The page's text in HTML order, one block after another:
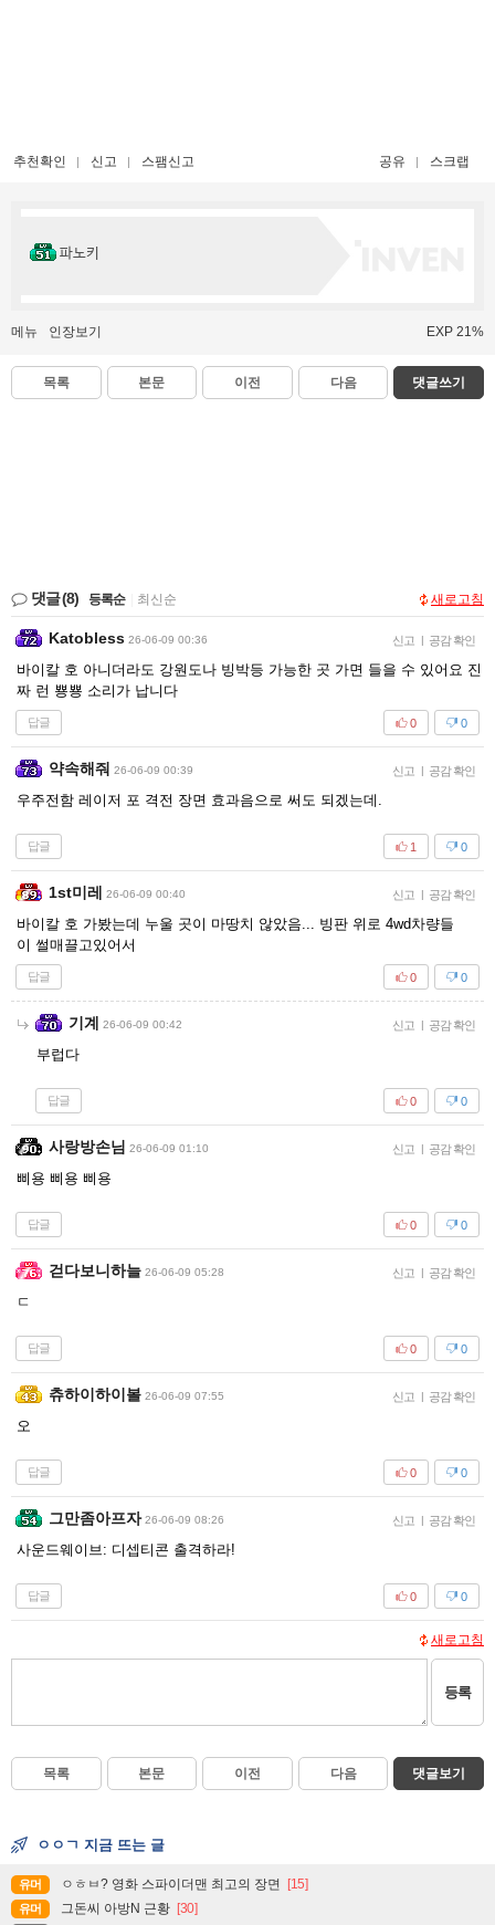
추천확인 신고 스팸신고 공유 스크랩
파노키
메뉴 인장보기 EXP 21%
목록 본문 이전 다음 댓글쓰기
댓글(8) 등록순 최신순 새로고침
Katobless 26-06-09 00:36 신고 공감 확인
바이칼 호 아니더라도 강원도나 빙박등 가능한 곳 가면 들을 수 있어요 진
짜 런 뿅뿅 소리가 납니다
답글 0
0
약속해줘 26-06-09 00:39 신고 공감 확인
우주전함 레이저 포 격전 장면 효과음으로 써도 되겠는데.
답글 0
1
1st미레 26-06-09 00:40 신고 공감 확인
바이칼 호 가봤는데 누울 곳이 마땅치 않았음... 빙판 위로 4wd차량들
이 썰매끌고있어서
답글 0
0
기계 26-06-09 00:42 신고 공감 확인
부럽다
답글 0
0
사랑방손님 26-06-09 01:10 신고 공감 확인
삐용 삐용 삐용
답글 0
0
걷다보니하늘 26-06-09 05:28 신고 공감 확인
ㄷ
답글 0
0
츄하이하이볼 26-06-09 07:55 신고 공감 확인
오
답글 0
0
그만좀아프자 26-06-09 08:26 신고 공감 확인
사운드웨이브: 디셉티콘 출격하라!
답글 0
0
새로고침
등록
목록 본문 이전 다음 댓글보기
ㅇㅇㄱ 지금 뜨는 글
유머 ㅇㅎㅂ? 영화 스파이더맨 최고의 장면 [15]
유머 그돈씨 아방N 근황 [30]